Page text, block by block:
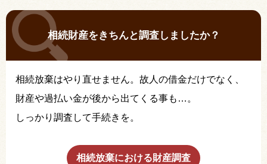
相続財産をきちんと調査しましたか？
相続放棄はやり直せません。故人の借金だけでなく、
財産や過払い金が後から出てくる事も…。
しっかり調査して手続きを。
相続放棄における財産調査